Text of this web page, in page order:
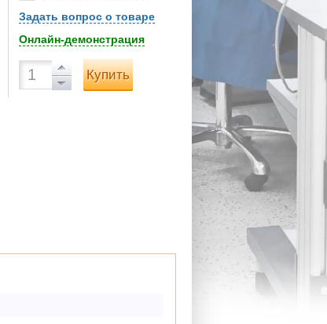
Задать вопрос о товаре
Онлайн-демонстрация
Купить